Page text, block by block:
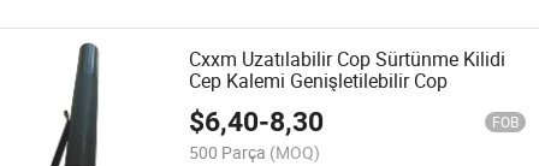
Cxxm Uzatılabilir Cop Sürtünme Kilidi
Cep Kalemi Genişletilebilir Cop
$6,40-8,30 FOB
500 Parça (MOQ)